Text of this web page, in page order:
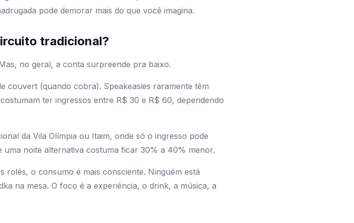
pode demorar mais do que você imagina.
tradicional?
no geral, a conta surpreende pra baixo.
(quando cobra). Speakeasies raramente têm
ter ingressos entre R$ 30 e R$ 60, dependendo
da Vila Olímpia ou Itaim, onde só o ingresso pode
noite alternativa costuma ficar 30% a 40% menor.
rolês, o consumo é mais consciente. Ninguém está
na mesa. O foco é a experiência, o drink, a música, a